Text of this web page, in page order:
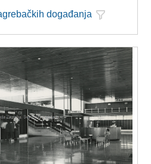
događanja